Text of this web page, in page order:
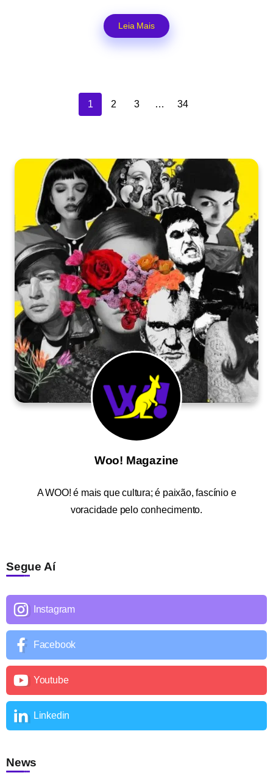
Leia Mais
1 2 3 … 34
Woo! Magazine
AWOO! é mais que cultura; é paixão, fascínio e
voracidade pelo conhecimento.
Segue Aí
Instagram
Facebook
Youtube
Linkedin
News